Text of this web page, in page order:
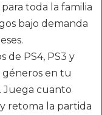
toda la familia
bajo demanda
de PS4, PS3 y
géneros en tu
Juega cuanto
retoma la partida